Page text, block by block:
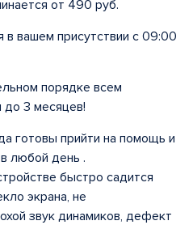
от 490 руб.
в вашем присутствии с 09:00
порядке всем
до 3 месяцев!
готовы прийти на помощь и
любой день .
быстро садится
экрана, не
звук динамиков, дефект